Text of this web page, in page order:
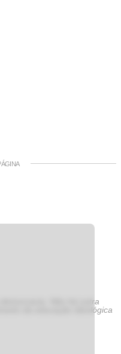
Não há outra
da educação ideológica